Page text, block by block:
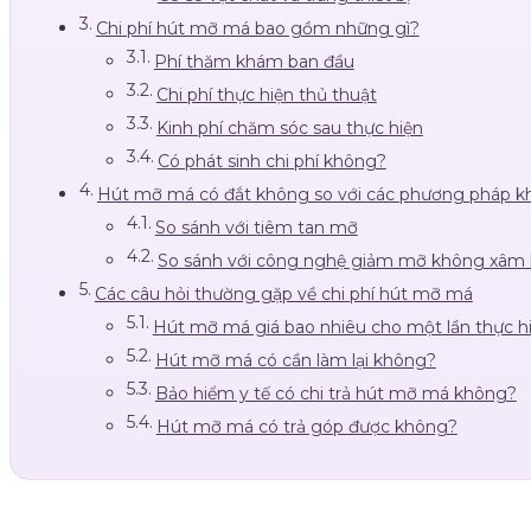
Chi phí hút mỡ má bao gồm những gì?
Phí thăm khám ban đầu
Chi phí thực hiện thủ thuật
Kinh phí chăm sóc sau thực hiện
Có phát sinh chi phí không?
Hút mỡ má có đắt không so với các phương pháp
So sánh với tiêm tan mỡ
So sánh với công nghệ giảm mỡ không xâm
Các câu hỏi thường gặp về chi phí hút mỡ má
Hút mỡ má giá bao nhiêu cho một lần thực
Hút mỡ má có cần làm lại không?
Bảo hiểm y tế có chi trả hút mỡ má không?
Hút mỡ má có trả góp được không?